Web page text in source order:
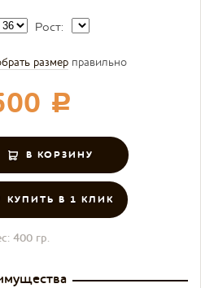
размер правильно
c
Рост:
КУПИТЬ В 1 КЛИК
400 гр.